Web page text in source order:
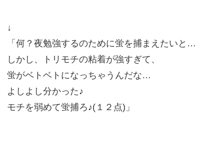
↓
「何？夜勉強するのために蛍を捕まえたいと…
しかし、トリモチの粘着が強すぎて、
蛍がベトベトになっちゃうんだな…
よしよし分かった♪
モチを弱めて蛍捕ろ♪(１２点)」